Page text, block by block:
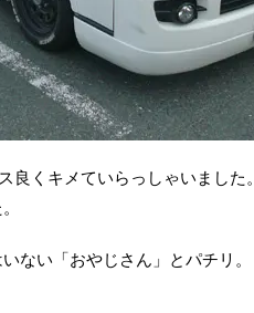
くキメていらっしゃいました。
ない「おやじさん」とパチリ。